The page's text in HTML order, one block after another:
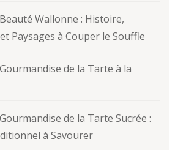
Wallonne : Histoire,
Paysages à Couper le Souffle
de la Tarte à la
de la Tarte Sucrée :
à Savourer